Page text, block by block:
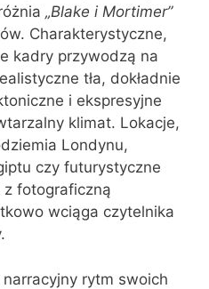
„Blake i Mortimer”
Charakterystyczne,
kadry przywodzą na
tła, dokładnie
i ekspresyjne
klimat. Lokacje,
Londynu,
czy futurystyczne
fotograficzną
wciąga czytelnika
rytm swoich